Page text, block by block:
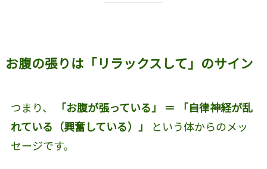
お腹の張りは「リラックスして」のサイン
つまり、
「お腹が張っている」 ＝ 「自律神経が乱
れている（興奮している）」
という体からのメッ
セージです。